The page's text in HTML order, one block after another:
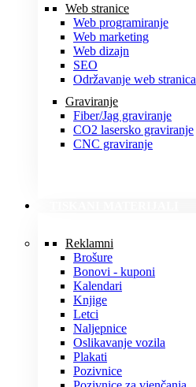
Web stranice
Web programiranje
Web marketing
Web dizajn
SEO
Održavanje web stranica
Graviranje
Fiber/Jag graviranje
CO2 lasersko graviranje
CNC graviranje
Reklamni
Brošure
Bonovi - kuponi
Kalendari
Knjige
Letci
Naljepnice
Oslikavanje vozila
Plakati
Pozivnice